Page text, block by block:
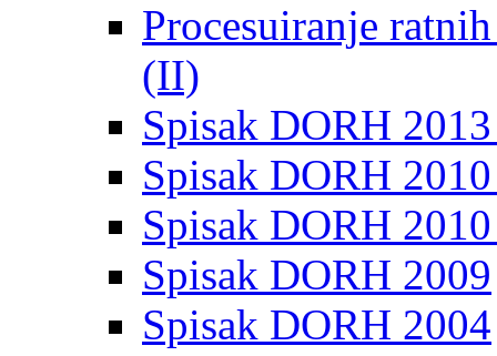
Procesuiranje
(II)
Spisak DORH
Spisak DORH
Spisak DORH
Spisak DORH 2009
Spisak DORH 2004